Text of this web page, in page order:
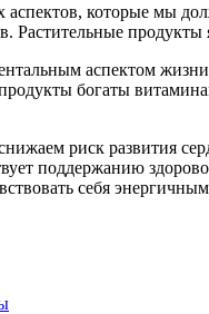
которые мы
Растительные
аспектом
богаты
риск развития
поддержанию
себя